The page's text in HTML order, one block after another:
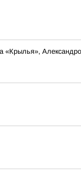
«Крылья»,